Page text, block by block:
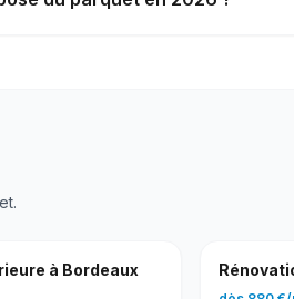
.
à Bordeaux